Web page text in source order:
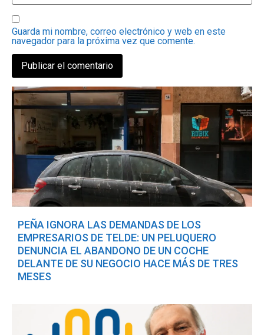
Guarda mi nombre, correo electrónico y web en este
navegador para la próxima vez que comente.
PEÑA IGNORA LAS DEMANDAS DE LOS
EMPRESARIOS DE TELDE: UN PELUQUERO
DENUNCIA EL ABANDONO DE UN COCHE
DELANTE DE SU NEGOCIO HACE MÁS DE TRES
MESES